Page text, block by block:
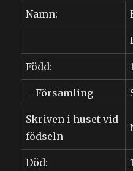
Namn:
Född:
– Församling
Skriven i huset vid
födseln
Död: